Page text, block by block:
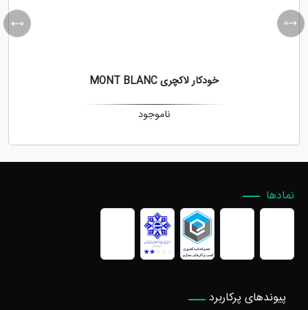
خودکار لاکچری MONT BLANC
ناموجود
پیوندهای پرکاربرد
نمادها